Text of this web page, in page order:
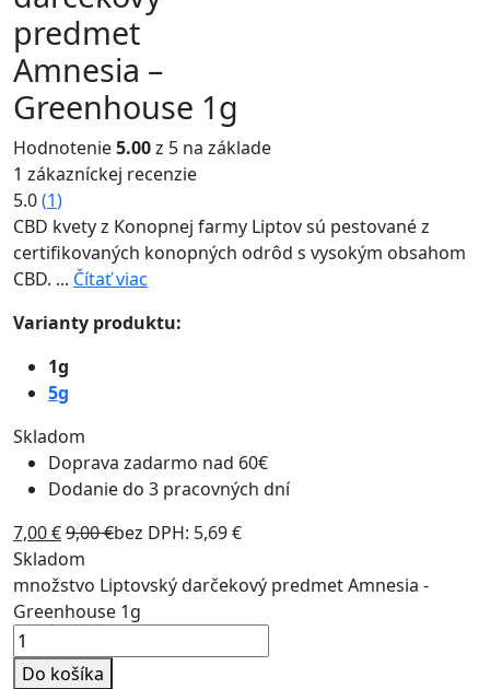
predmet
Amnesia –
Greenhouse 1g
Hodnotenie5.00z 5 na základe
1 zákazníckej recenzie
5.0(1)
CBD kvety z Konopnej farmy Liptov sú pestované z
certifikovaných konopných odrôd s vysokým obsahom
CBD. ... Čítať viac
Varianty produktu:
1g
5g
Skladom
Doprava zadarmo nad 60€
Dodanie do 3 pracovných dní
7,00€9,00€bez DPH: 5,69€
Skladom
množstvo Liptovský darčekový predmet Amnesia -
Greenhouse 1g
Do košíka